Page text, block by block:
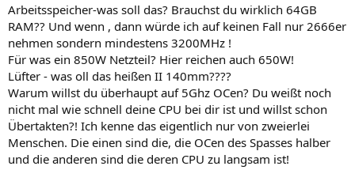
Arbeitsspeicher-was soll das? Brauchst du wirklich 64GB
RAM?? Und wenn , dann würde ich auf keinen Fall nur 2666er
nehmen sondern mindestens 3200MHz !
Für was ein 850W Netzteil? Hier reichen auch 650W!
Lüfter - was oll das heißen II 140mm????
Warum willst du überhaupt auf 5Ghz OCen? Du weißt noch
nicht mal wie schnell deine CPU bei dir ist und willst schon
Übertakten?! Ich kenne das eigentlich nur von zweierlei
Menschen. Die einen sind die, die OCen des Spasses halber
und die anderen sind die deren CPU zu langsam ist!